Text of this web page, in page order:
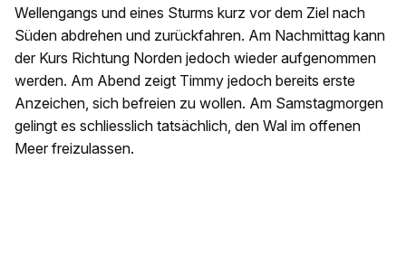
Wellengangs und eines Sturms kurz vor dem Ziel nach
Süden abdrehen und zurückfahren. Am Nachmittag kann
der Kurs Richtung Norden jedoch wieder aufgenommen
werden. Am Abend zeigt Timmy jedoch bereits erste
Anzeichen, sich befreien zu wollen. Am Samstagmorgen
gelingt es schliesslich tatsächlich, den Wal im offenen
Meer freizulassen.